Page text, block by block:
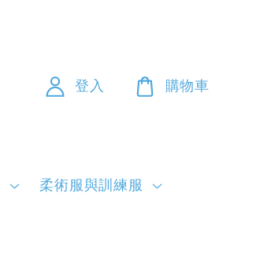
柔術服與訓練服
登入 購物車